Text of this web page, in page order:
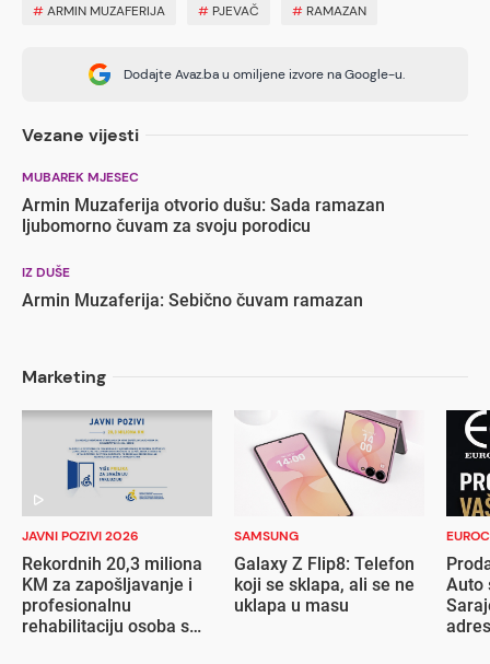
#ARMIN MUZAFERIJA # PJEVAČ # RAMAZAN
Dodajte Avaz.ba u omiljene izvore na Google-u.
Vezane vijesti
MUBAREK MJESEC
Armin Muzaferija otvorio dušu: Sada ramazan
ljubomorno čuvam za svoju porodicu
IZ DUŠE
Armin Muzaferija: Sebično čuvam ramazan
Marketing
JAVNI POZIVI 2026
Rekordnih 20,3 miliona
KM za zapošljavanje i
profesionalnu
rehabilitaciju osoba s
SAMSUNG
Galaxy Z Flip8: Telefon
koji se sklapa, ali se ne
uklapa u masu
Auto